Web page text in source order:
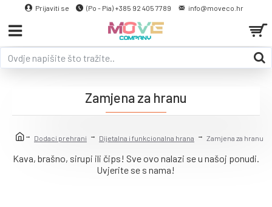
Prijaviti se (Po - Pia) +385 92 405 7789 info@moveco.hr
Dodaci prehrani Dijetalna i funkcionalna hrana Zamjena za hranu
Zamjena za hranu
Kava, brašno, sirupi ili čips! Sve ovo nalazi se u našoj ponudi.
Uvjerite se s nama!